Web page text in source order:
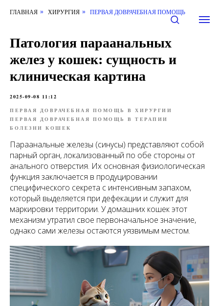
ГЛАВНАЯ » ХИРУРГИЯ » ПЕРВАЯ ДОВРАЧЕБНАЯ ПОМОЩЬ
Патология параанальных
желез у кошек: сущность и
клиническая картина
2025-09-08 11:12
ПЕРВАЯ ДОВРАЧЕБНАЯ ПОМОЩЬ В ХИРУРГИИ
ПЕРВАЯ ДОВРАЧЕБНАЯ ПОМОЩЬ В ТЕРАПИИ
БОЛЕЗНИ КОШЕК
Параанальные железы (синусы) представляют собой
парный орган, локализованный по обе стороны от
анального отверстия. Их основная физиологическая
функция заключается в продуцировании
специфического секрета с интенсивным запахом,
который выделяется при дефекации и служит для
маркировки территории. У домашних кошек этот
механизм утратил свое первоначальное значение,
однако сами железы остаются уязвимым местом.